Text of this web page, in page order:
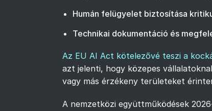
Humán felügyelet biztosítása
Technikai dokumentáció és
Az EU AI Act kötelezővé teszi a
azt jelenti, hogy közepes
vagy más érzékeny területeket
A nemzetközi együttműködések